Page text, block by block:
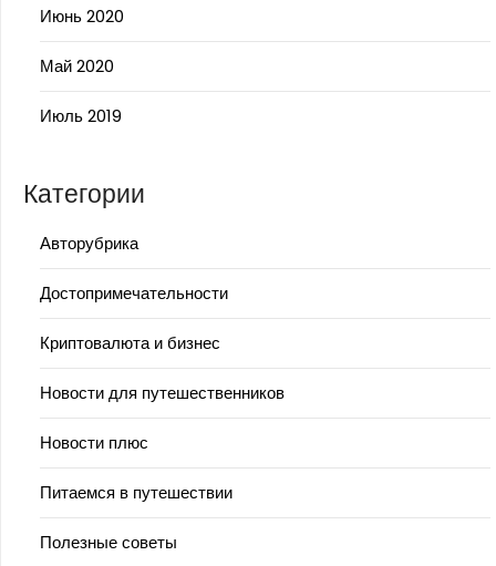
Июнь 2020
Май 2020
Июль 2019
Категории
Авторубрика
Достопримечательности
Криптовалюта и бизнес
Новости для путешественников
Новости плюс
Питаемся в путешествии
Полезные советы